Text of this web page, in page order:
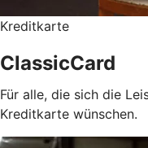
Kreditkarte
ClassicCard
Für alle, die sich die
Kreditkarte wünschen.